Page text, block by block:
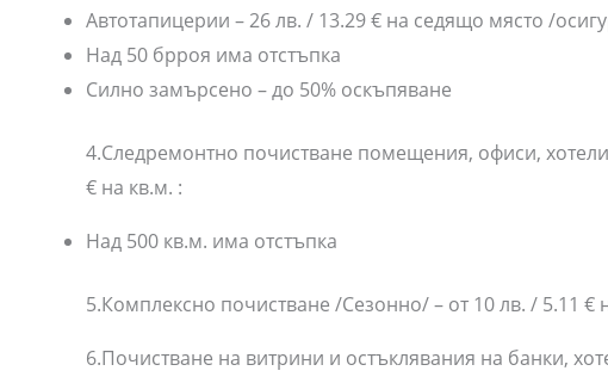
Автотапицерии – 26 лв. / 13.29 € на седящо място /
Над 50 брроя има отстъпка
Силно замърсено – до 50% оскъпяване
4.Следремонтно почистване помещения, офиси,
€ на кв.м. :
Над 500 кв.м. има отстъпка
5.Комплексно почистване /Сезонно/ – от 10 лв. / 5.11 €
6.Почистване на витрини и остъклявания на банки,